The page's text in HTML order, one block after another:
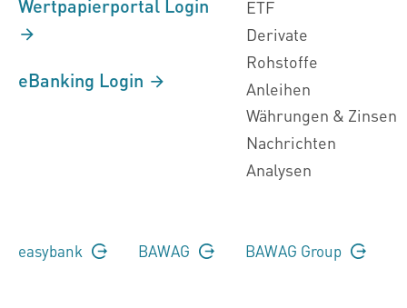
Wertpapierportal Login
eBanking Login
ETF
Derivate
Rohstoffe
Anleihen
Währungen & Zinsen
Nachrichten
Analysen
easybank BAWAG BAWAG Group